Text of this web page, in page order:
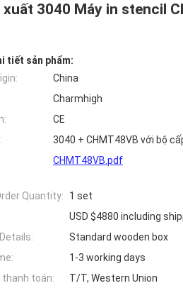
3040 Máy in stencil
tiết sản phẩm:
China
Charmhigh
CE
3040 + CHMT48VB với bộ
CHMT48VB.pdf
Quantity:
1 set
USD $4880 including
Standard wooden box
1-3 working days
thanh toán:
T/T, Western Union